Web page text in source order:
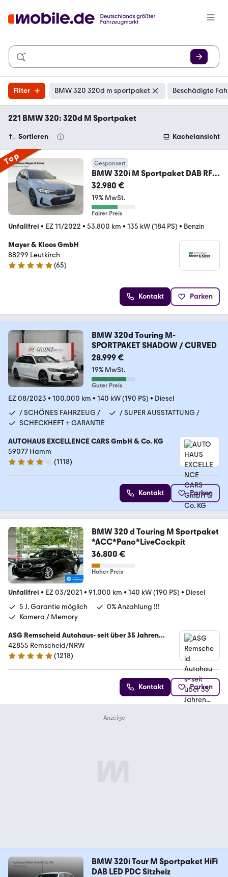
Filter BMW 320 320d m sportpaket Beschädigte
221 BMW 320: 320d M Sportpaket
Sortieren Kachelansicht
Top Gesponsert
BMW 320i M Sportpaket DAB RFK
Komfortzg. Tempomat
32.980 €
19% MwSt.
Fairer Preis
Unfallfrei • EZ 11/2022 • 53.800 km • 135 kW (184 PS) • Benzin
Mayer & Kloos GmbH
88299 Leutkirch
4.8 Sterne
(65)
Kontakt Parken
BMW 320d Touring M-
SPORTPAKET SHADOW / CURVED
28.999 €
19% MwSt.
Guter Preis
EZ 08/2023 • 100.000 km • 140 kW (190 PS) • Diesel
/ SCHÖNES FAHRZEUG /
/ SUPER AUSSTATTUNG /
SCHECKHEFT + GARANTIE
AUTOHAUS EXCELLENCE CARS GmbH & Co. KG
59077 Hamm
4.2 Sterne
(1118)
Kontakt Parken
BMW 320 d Touring M Sportpaket
*ACC*Pano*LiveCockpit
36.800 €
Hoher Preis
Unfallfrei • EZ 03/2021 • 91.000 km • 140 kW (190 PS) • Diesel
5 J. Garantie möglich
0% Anzahlung !!!
Kamera / Memory
ASG Remscheid Autohaus- seit über 35 Jahren...
42855 Remscheid/NRW
4.8 Sterne
(1218)
Kontakt Parken
BMW 320i Tour M Sportpaket HiFi
DAB LED PDC Sitzheiz